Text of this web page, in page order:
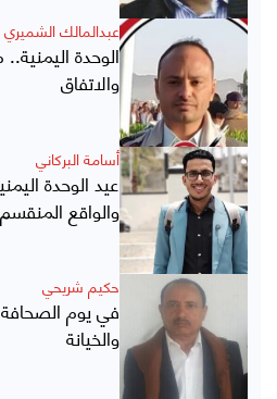
عبدالمالك الشميري
الوحدة
والاتفاق
أسامة البركاني
عيد الوحدة
والواقع
حكيم شريحي
في يوم الصحافة
والخيانة